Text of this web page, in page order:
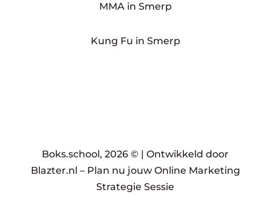
MMA in Smerp
Kung Fu in Smerp
Boks.school, 2026 © |Ontwikkeld door
Blazter.nl – Plan nu jouw Online Marketing
Strategie Sessie